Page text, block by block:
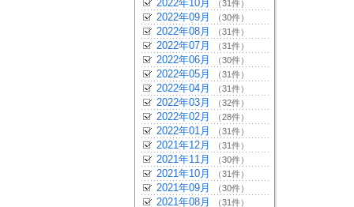
2022年10月 （31件）
2022年09月 （30件）
2022年08月 （31件）
2022年07月 （31件）
2022年06月 （30件）
2022年05月 （31件）
2022年04月 （31件）
2022年03月 （32件）
2022年02月 （28件）
2022年01月 （31件）
2021年12月 （31件）
2021年11月 （30件）
2021年10月 （31件）
2021年09月 （30件）
2021年08月 （31件）